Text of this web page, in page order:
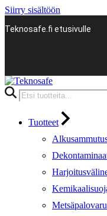
Siirry sisältöön
Teknosafe.fi etusivulle
Products
search
Tuotteet